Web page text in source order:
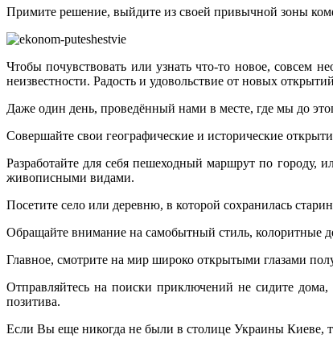
Примите решение, выйдите из своей привычной зоны
Чтобы почувствовать или узнать что-то новое, совсем
неизвестности. Радость и удовольствие от новых
Даже один день, проведённый нами в месте, где мы до
Совершайте свои географические и исторические
Разработайте для себя пешеходный маршрут по городу,
живописными видами.
Посетите село или деревню, в которой сохранилась
Обращайте внимание на самобытный стиль, колоритные
Главное, смотрите на мир широко открытыми глазами
Отправляйтесь на поиски приключений не сидите
позитива.
Если Вы еще никогда не были в столице Украины Киеве, то